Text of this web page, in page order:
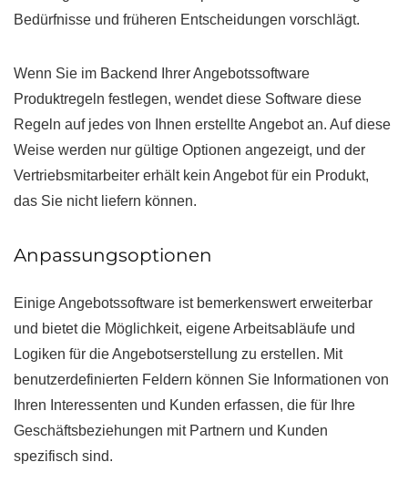
Bedürfnisse und früheren Entscheidungen vorschlägt.
Wenn Sie im Backend Ihrer Angebotssoftware
Produktregeln festlegen, wendet diese Software diese
Regeln auf jedes von Ihnen erstellte Angebot an. Auf diese
Weise werden nur gültige Optionen angezeigt, und der
Vertriebsmitarbeiter erhält kein Angebot für ein Produkt,
das Sie nicht liefern können.
Anpassungsoptionen
Einige Angebotssoftware ist bemerkenswert erweiterbar
und bietet die Möglichkeit, eigene Arbeitsabläufe und
Logiken für die Angebotserstellung zu erstellen. Mit
benutzerdefinierten Feldern können Sie Informationen von
Ihren Interessenten und Kunden erfassen, die für Ihre
Geschäftsbeziehungen mit Partnern und Kunden
spezifisch sind.